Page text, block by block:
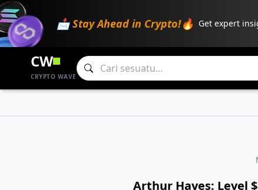
📩 Stay Ahead in Crypto!🔥 Get expert
CW
CRYPTO WAVE
Arthur Hayes: Level